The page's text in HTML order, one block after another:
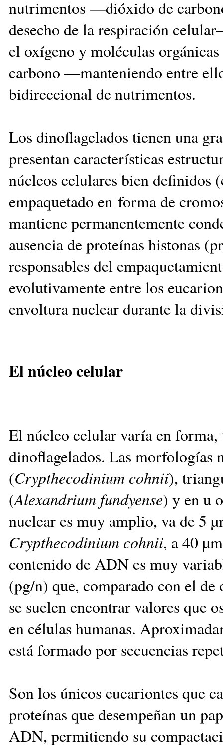
nutrimentos —dióxido de
desecho de la respiración
el oxígeno y moléculas
carbono —manteniendo entre
bidireccional de nutrimentos.
Los dinoflagelados tienen una
presentan características
núcleos celulares bien definidos
empaquetado en forma de
mantiene permanentemente
ausencia de proteínas histonas
responsables del
evolutivamente entre los
envoltura nuclear durante la
El núcleo celular
El núcleo celular varía en
dinoflagelados. Las morfologías
(Crypthecodinium cohnii),
(Alexandrium fundyense) y en u
nuclear es muy amplio, va de 5
Crypthecodinium cohnii, a 40
contenido de ADN es muy
(pg/n) que, comparado con el
se suelen encontrar valores que
en células humanas.
está formado por secuencias
Son los únicos eucariontes que
proteínas que desempeñan un
ADN, permitiendo su